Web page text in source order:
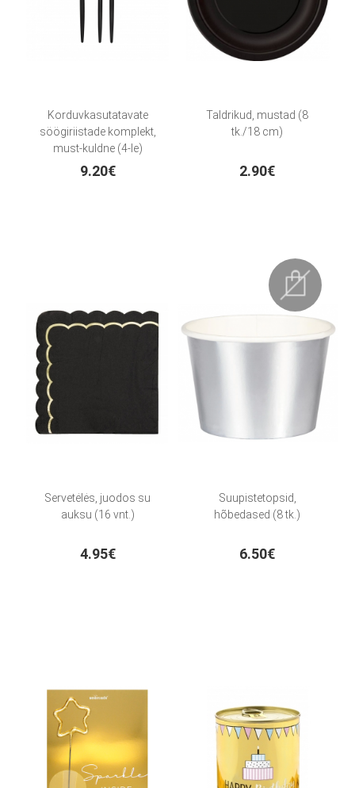
Korduvkasutatavate
söögiriistade komplekt,
must-kuldne (4-le)
9.20€
Taldrikud, mustad (8
tk./18 cm)
2.90€
Servetėlės, juodos su
auksu (16 vnt.)
4.95€
Suupistetopsid,
hõbedased (8 tk.)
6.50€